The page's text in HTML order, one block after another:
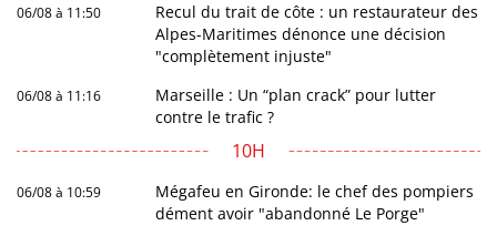
06/08 à 11:50
Recul du trait de côte : un restaurateur des
Alpes-Maritimes dénonce une décision
"complètement injuste"
06/08 à 11:16
Marseille : Un “plan crack” pour lutter
contre le trafic ?
10H
06/08 à 10:59
Mégafeu en Gironde: le chef des pompiers
dément avoir "abandonné Le Porge"